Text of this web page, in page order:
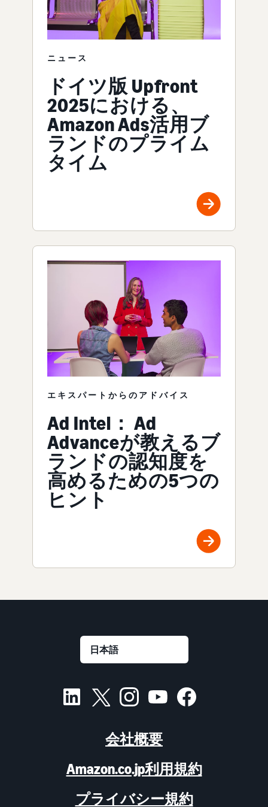
ニュース
ドイツ版 Upfront
2025における、
Amazon Ads活用ブ
ランドのプライム
タイム
エキスパートからのアドバイス
Ad Intel： Ad
Advanceが教えるブ
ランドの認知度を
高めるための5つの
ヒント
会社概要
Amazon.co.jp利用規約
プライバシー規約